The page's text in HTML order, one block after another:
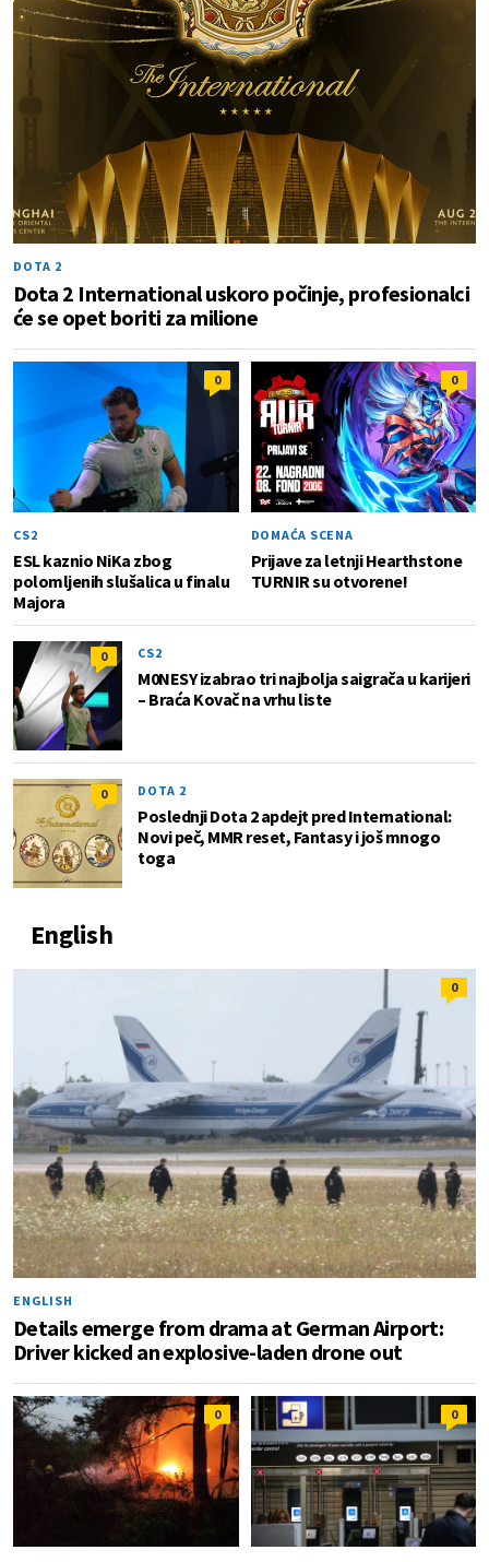
DOTA 2
Dota 2 International uskoro počinje, profesionalci
će se opet boriti za milione
0
CS2
ESL kaznio NiKa zbog
polomljenih slušalica u finalu
Majora
0
DOMAĆA SCENA
Prijave za letnji Hearthstone
TURNIR su otvorene!
0 CS2
M0NESY izabrao tri najbolja saigrača u karijeri
– Braća Kovač na vrhu liste
0 DOTA 2
Poslednji Dota 2 apdejt pred International:
Novi peč, MMR reset, Fantasy i još mnogo
toga
English
0
ENGLISH
Details emerge from drama at German Airport:
Driver kicked an explosive-laden drone out
0 0